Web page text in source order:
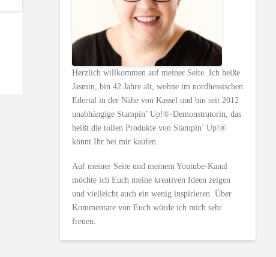
Herzlich willkommen auf meiner Seite. Ich heiße
Jasmin, bin 42 Jahre alt, wohne im nordhessischen
Edertal in der Nähe von Kassel und bin seit 2012
unabhängige Stampin’ Up!®-Demonstratorin, das
heißt die tollen Produkte von Stampin’ Up!®
könnt Ihr bei mir kaufen.
Auf meiner Seite und meinem Youtube-Kanal
möchte ich Euch meine kreativen Ideen zeigen
und vielleicht auch ein wenig inspirieren. Über
Kommentare von Euch würde ich mich sehr
freuen.